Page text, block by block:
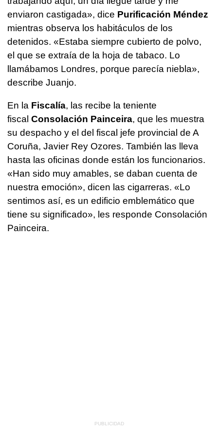
enviaron castigada», dice Purificación Méndez
mientras observa los habitáculos de los
detenidos. «Estaba siempre cubierto de polvo,
el que se extraía de la hoja de tabaco. Lo
llamábamos Londres, porque parecía niebla»,
describe Juanjo.
En la Fiscalía, las recibe la teniente
fiscal Consolación Painceira, que les muestra
su despacho y el del fiscal jefe provincial de A
Coruña, Javier Rey Ozores. También las lleva
hasta las oficinas donde están los funcionarios.
«Han sido muy amables, se daban cuenta de
nuestra emoción», dicen las cigarreras. «Lo
sentimos así, es un edificio emblemático que
tiene su significado», les responde Consolación
Painceira.